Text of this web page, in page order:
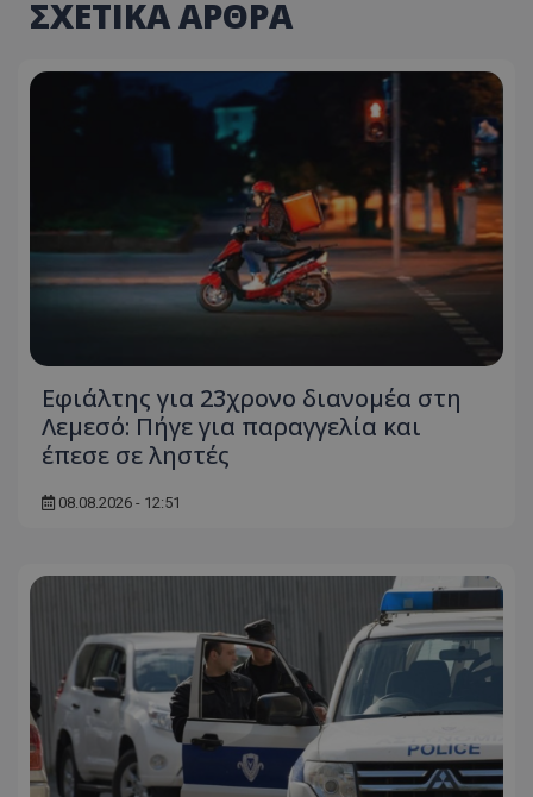
ΣΧΕΤΙΚΑ ΑΡΘΡΑ
Εφιάλτης για 23χρονο διανομέα στη
Λεμεσό: Πήγε για παραγγελία και
έπεσε σε ληστές
08.08.2026 - 12:51